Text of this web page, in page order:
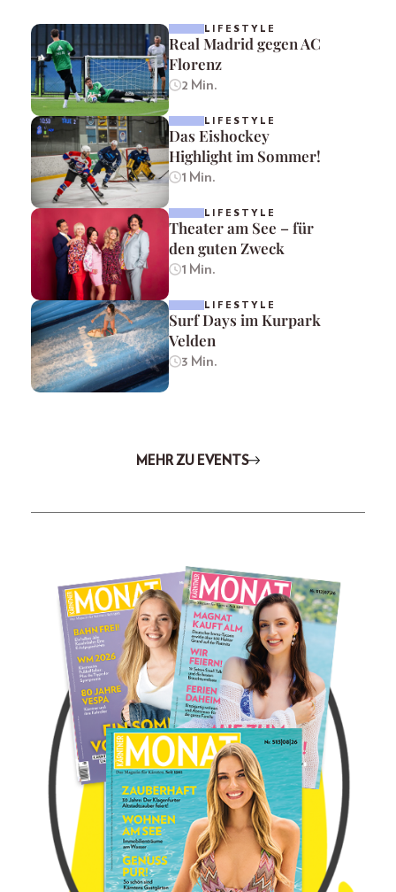
LIFESTYLE
Real Madrid gegen AC
Florenz
2 Min.
LIFESTYLE
Das Eishockey
Highlight im Sommer!
1 Min.
LIFESTYLE
Theater am See – für
den guten Zweck
1 Min.
LIFESTYLE
Surf Days im Kurpark
Velden
3 Min.
MEHR ZU EVENTS